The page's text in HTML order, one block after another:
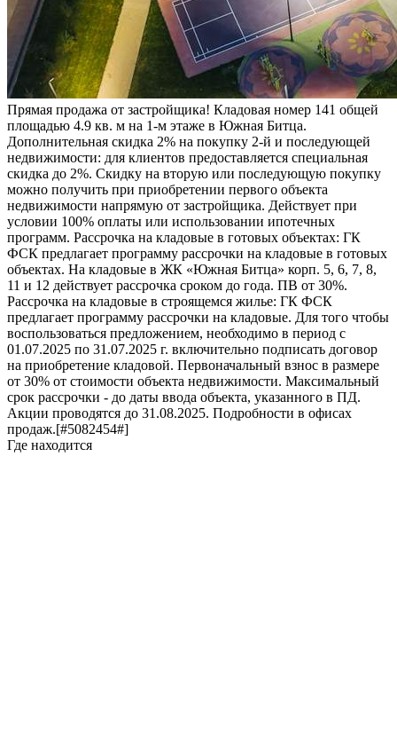
Прямая продажа от застройщика! Кладовая номер 141 общей
площадью 4.9 кв. м на 1-м этаже в Южная Битца.
Дополнительная скидка 2% на покупку 2-й и последующей
недвижимости: для клиентов предоставляется специальная
скидка до 2%. Скидку на вторую или последующую покупку
можно получить при приобретении первого объекта
недвижимости напрямую от застройщика. Действует при
условии 100% оплаты или использовании ипотечных
программ. Рассрочка на кладовые в готовых объектах: ГК
ФСК предлагает программу рассрочки на кладовые в готовых
объектах. На кладовые в ЖК «Южная Битца» корп. 5, 6, 7, 8,
11 и 12 действует рассрочка сроком до года. ПВ от 30%.
Рассрочка на кладовые в строящемся жилье: ГК ФСК
предлагает программу рассрочки на кладовые. Для того чтобы
воспользоваться предложением, необходимо в период с
01.07.2025 по 31.07.2025 г. включительно подписать договор
на приобретение кладовой. Первоначальный взнос в размере
от 30% от стоимости объекта недвижимости. Максимальный
срок рассрочки - до даты ввода объекта, указанного в ПД.
Акции проводятся до 31.08.2025. Подробности в офисах
продаж.[#5082454#]
Где находится